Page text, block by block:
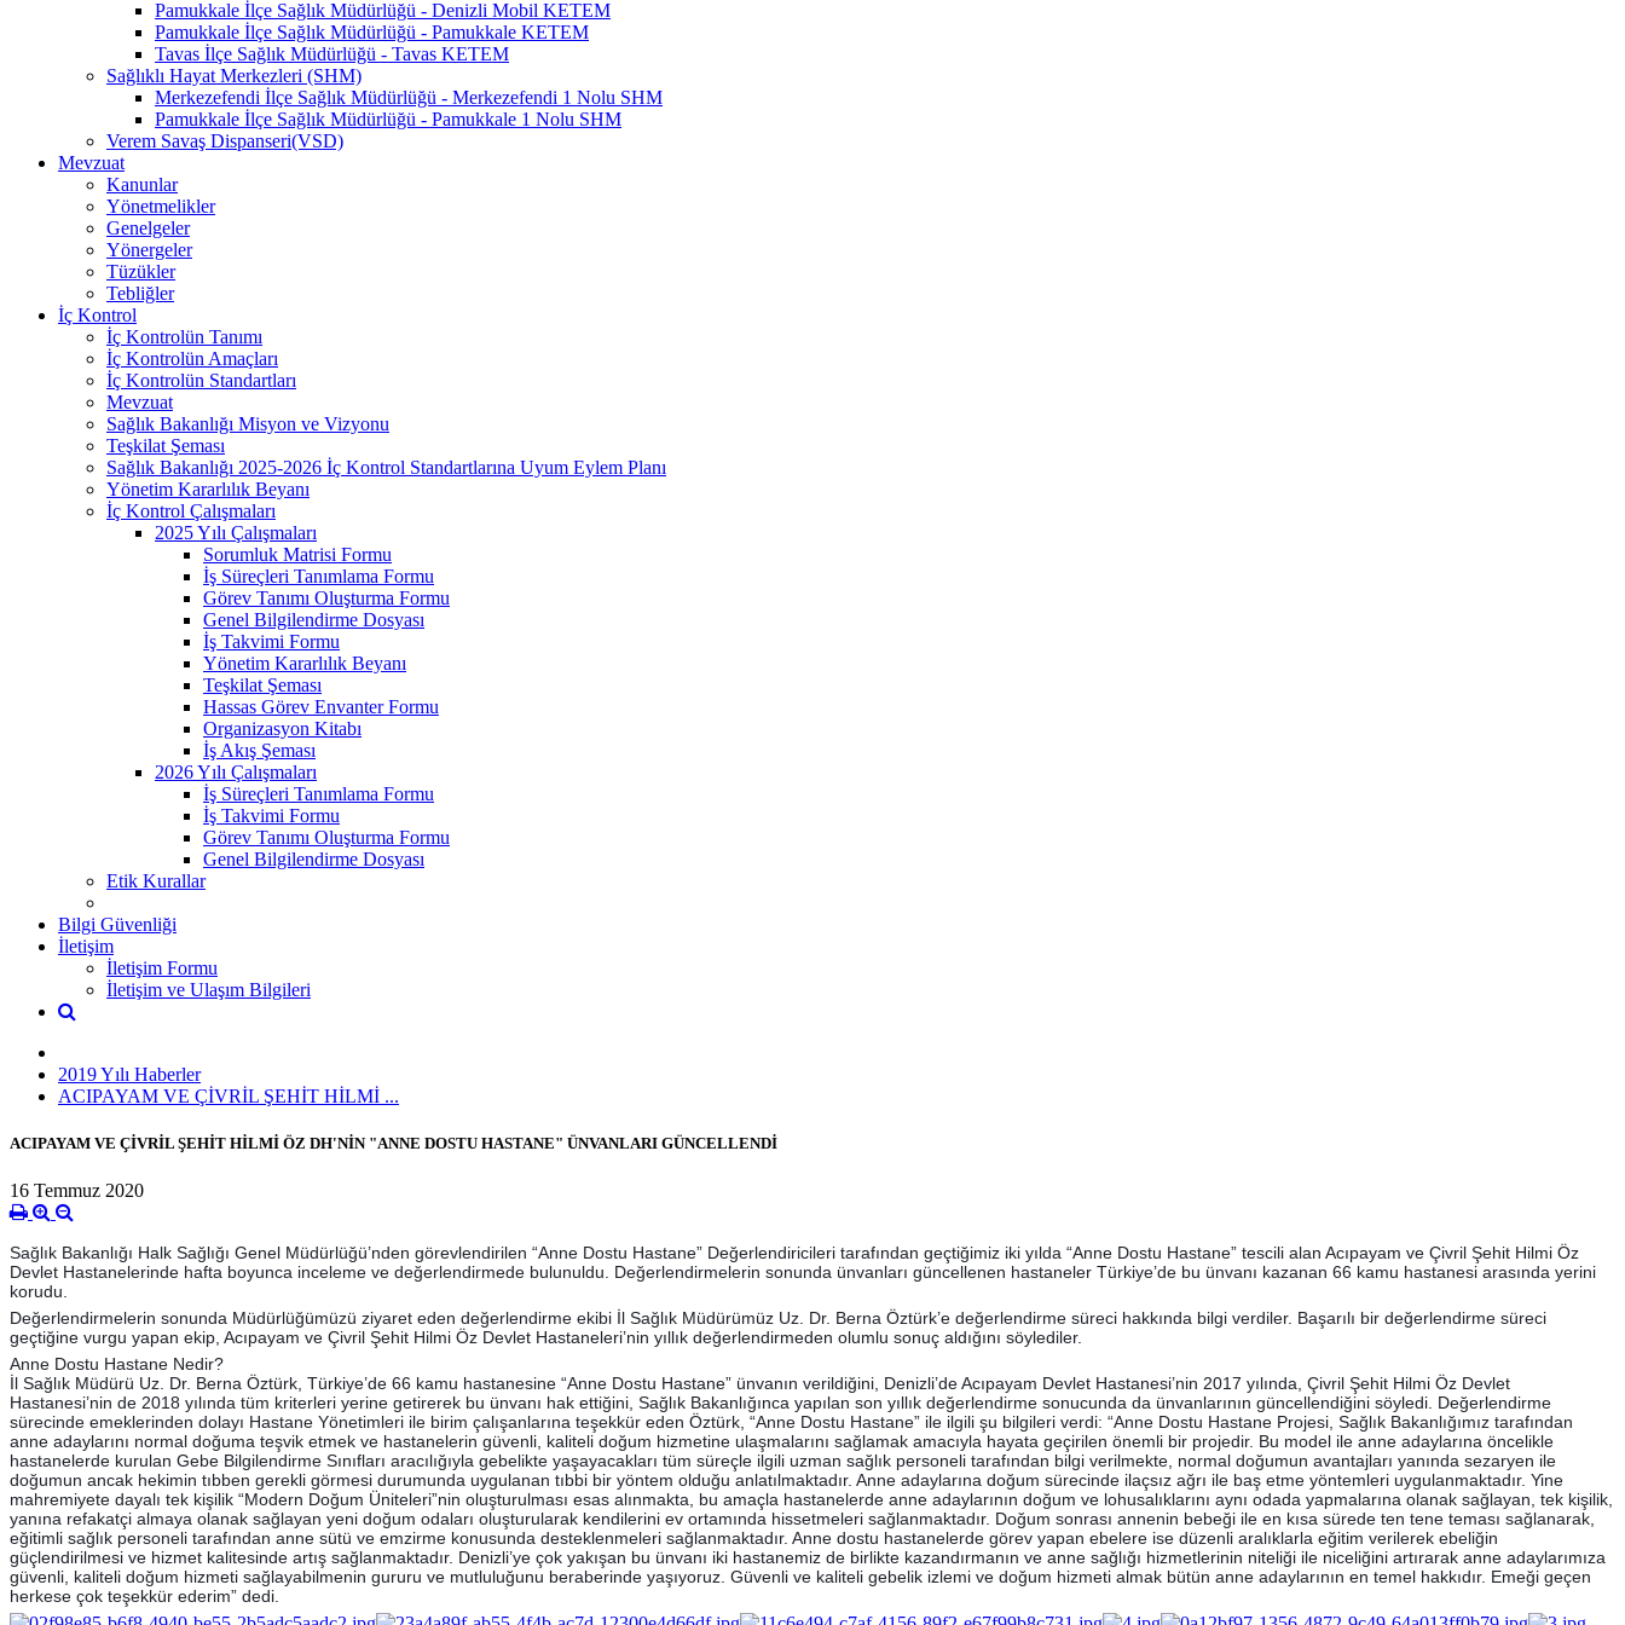
Pamukkale İlçe Sağlık Müdürlüğü - Denizli Mobil KETEM
Pamukkale İlçe Sağlık Müdürlüğü - Pamukkale KETEM
Tavas İlçe Sağlık Müdürlüğü - Tavas KETEM
Sağlıklı Hayat Merkezleri (SHM)
Merkezefendi İlçe Sağlık Müdürlüğü - Merkezefendi 1 Nolu SHM
Pamukkale İlçe Sağlık Müdürlüğü - Pamukkale 1 Nolu SHM
Verem Savaş Dispanseri(VSD)
Mevzuat
Kanunlar
Yönetmelikler
Genelgeler
Yönergeler
Tüzükler
Tebliğler
İç Kontrol
İç Kontrolün Tanımı
İç Kontrolün Amaçları
İç Kontrolün Standartları
Mevzuat
Sağlık Bakanlığı Misyon ve Vizyonu
Teşkilat Şeması
Sağlık Bakanlığı 2025-2026 İç Kontrol Standartlarına Uyum Eylem Planı
Yönetim Kararlılık Beyanı
İç Kontrol Çalışmaları
2025 Yılı Çalışmaları
Sorumluk Matrisi Formu
İş Süreçleri Tanımlama Formu
Görev Tanımı Oluşturma Formu
Genel Bilgilendirme Dosyası
İş Takvimi Formu
Yönetim Kararlılık Beyanı
Teşkilat Şeması
Hassas Görev Envanter Formu
Organizasyon Kitabı
İş Akış Şeması
2026 Yılı Çalışmaları
İş Süreçleri Tanımlama Formu
İş Takvimi Formu
Görev Tanımı Oluşturma Formu
Genel Bilgilendirme Dosyası
Etik Kurallar
Bilgi Güvenliği
İletişim
İletişim Formu
İletişim ve Ulaşım Bilgileri
2019 Yılı Haberler
ACIPAYAM VE ÇİVRİL ŞEHİT HİLMİ ...
ACIPAYAM VE ÇİVRİL ŞEHİT HİLMİ ÖZ DH'NİN "ANNE DOSTU HASTANE" ÜNVANLARI GÜNCELLENDİ
16 Temmuz 2020
Sağlık Bakanlığı Halk Sağlığı Genel Müdürlüğü’nden görevlendirilen “Anne Dostu Hastane” Değerlendiricileri tarafından geçtiğimiz iki yılda “Anne Dostu Hastane” tescili alan Acıpayam ve Çivril Şehit Hilmi Öz
Devlet Hastanelerinde hafta boyunca inceleme ve değerlendirmede bulunuldu. Değerlendirmelerin sonunda ünvanları güncellenen hastaneler Türkiye’de bu ünvanı kazanan 66 kamu hastanesi arasında yerini
korudu.
Değerlendirmelerin sonunda Müdürlüğümüzü ziyaret eden değerlendirme ekibi İl Sağlık Müdürümüz Uz. Dr. Berna Öztürk’e değerlendirme süreci hakkında bilgi verdiler. Başarılı bir değerlendirme süreci
geçtiğine vurgu yapan ekip, Acıpayam ve Çivril Şehit Hilmi Öz Devlet Hastaneleri’nin yıllık değerlendirmeden olumlu sonuç aldığını söylediler.
Anne Dostu Hastane Nedir?
İl Sağlık Müdürü Uz. Dr. Berna Öztürk, Türkiye’de 66 kamu hastanesine “Anne Dostu Hastane” ünvanın verildiğini, Denizli’de Acıpayam Devlet Hastanesi’nin 2017 yılında, Çivril Şehit Hilmi Öz Devlet
Hastanesi’nin de 2018 yılında tüm kriterleri yerine getirerek bu ünvanı hak ettiğini, Sağlık Bakanlığınca yapılan son yıllık değerlendirme sonucunda da ünvanlarının güncellendiğini söyledi. Değerlendirme
sürecinde emeklerinden dolayı Hastane Yönetimleri ile birim çalışanlarına teşekkür eden Öztürk, “Anne Dostu Hastane” ile ilgili şu bilgileri verdi: “Anne Dostu Hastane Projesi, Sağlık Bakanlığımız tarafından
anne adaylarını normal doğuma teşvik etmek ve hastanelerin güvenli, kaliteli doğum hizmetine ulaşmalarını sağlamak amacıyla hayata geçirilen önemli bir projedir. Bu model ile anne adaylarına öncelikle
hastanelerde kurulan Gebe Bilgilendirme Sınıfları aracılığıyla gebelikte yaşayacakları tüm süreçle ilgili uzman sağlık personeli tarafından bilgi verilmekte, normal doğumun avantajları yanında sezaryen ile
doğumun ancak hekimin tıbben gerekli görmesi durumunda uygulanan tıbbi bir yöntem olduğu anlatılmaktadır. Anne adaylarına doğum sürecinde ilaçsız ağrı ile baş etme yöntemleri uygulanmaktadır. Yine
mahremiyete dayalı tek kişilik “Modern Doğum Üniteleri”nin oluşturulması esas alınmakta, bu amaçla hastanelerde anne adaylarının doğum ve lohusalıklarını aynı odada yapmalarına olanak sağlayan, tek kişilik,
yanına refakatçi almaya olanak sağlayan yeni doğum odaları oluşturularak kendilerini ev ortamında hissetmeleri sağlanmaktadır. Doğum sonrası annenin bebeği ile en kısa sürede ten tene teması sağlanarak,
eğitimli sağlık personeli tarafından anne sütü ve emzirme konusunda desteklenmeleri sağlanmaktadır. Anne dostu hastanelerde görev yapan ebelere ise düzenli aralıklarla eğitim verilerek ebeliğin
güçlendirilmesi ve hizmet kalitesinde artış sağlanmaktadır. Denizli’ye çok yakışan bu ünvanı iki hastanemiz de birlikte kazandırmanın ve anne sağlığı hizmetlerinin niteliği ile niceliğini artırarak anne adaylarımıza
güvenli, kaliteli doğum hizmeti sağlayabilmenin gururu ve mutluluğunu beraberinde yaşıyoruz. Güvenli ve kaliteli gebelik izlemi ve doğum hizmeti almak bütün anne adaylarının en temel hakkıdır. Emeği geçen
herkese çok teşekkür ederim” dedi.